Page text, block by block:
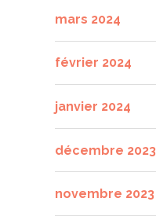
mars 2024
février 2024
janvier 2024
décembre 2023
novembre 2023